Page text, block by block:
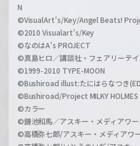
N
©VisualArt's/Key/Angel Beats!
©2010 Visualart's/Key
©なのはA's PROJECT
©真島ヒロ／講談社・フェアリーテ
©1999-2010 TYPE-MOON
©Bushiroad illust:たにはらなつき
©Bushiroad/Project MILKY HOLMES
©カラー
©鎌池和馬／アスキー・メディアワー
©高橋弥七郎/アスキー・メディアワ